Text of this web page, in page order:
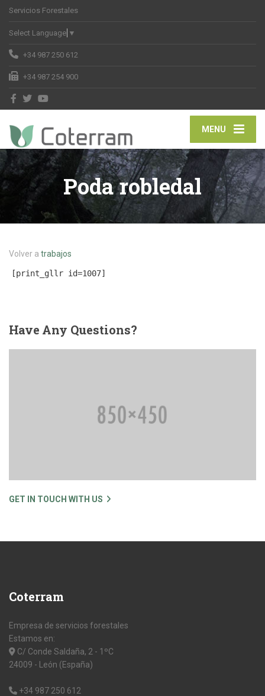
Servicios Forestales
Select Language ▼
+34 987 250 612
+34 987 254 900
MENU
Poda robledal
Volver a trabajos
[print_gllr id=1007]
HaveAny Questions?
GET IN TOUCH WITH US
Coterram
Empresa de servicios forestales
Estamos en:
C/ Conde Saldaña, 2 - 1ºC
24009 - León (España)
+34 987 250 612